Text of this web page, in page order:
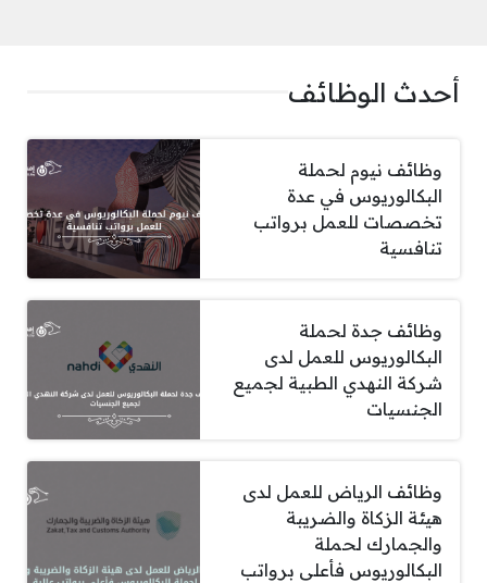
أحدث الوظائف
وظائف نيوم لحملة
البكالوريوس في عدة
تخصصات للعمل برواتب
تنافسية
وظائف جدة لحملة
البكالوريوس للعمل لدى
شركة النهدي الطبية لجميع
الجنسيات
وظائف الرياض للعمل لدى
هيئة الزكاة والضريبة
والجمارك لحملة
البكالوريوس فأعلى برواتب